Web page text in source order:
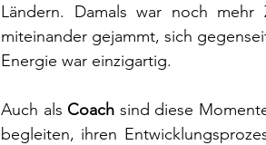
Ländern. Damals war noch
miteinander gejammt, sich
Energie war einzigartig.
Auch als Coach sind diese
begleiten, ihren